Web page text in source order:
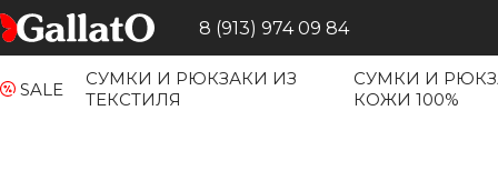
8 (913) 974 09 84
SALE
СУМКИ И РЮКЗАКИ ИЗ
ТЕКСТИЛЯ
СУМКИ И
КОЖИ 100%